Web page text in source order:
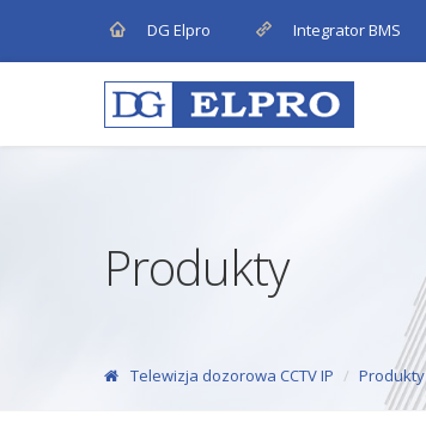
DG Elpro Integrator BMS
Produkty
Telewizja dozorowa CCTV IP Produkty